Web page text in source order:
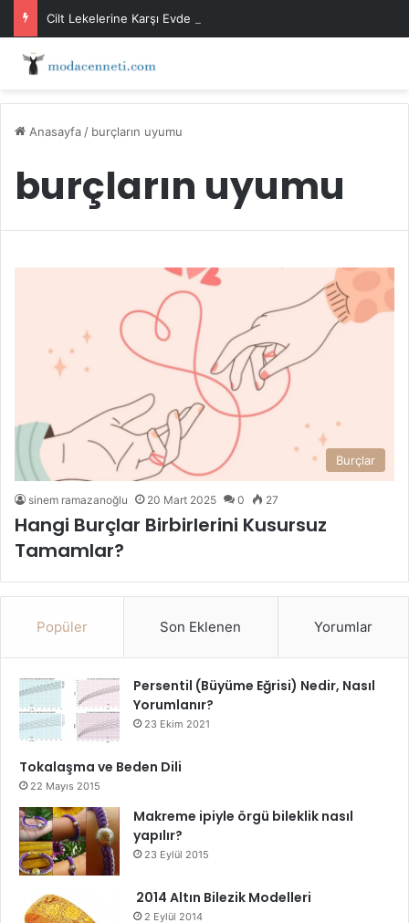
Cilt Lekelerine Karşı Evde Maske Önerileri
Anasayfa / burçların uyumu
burçların uyumu
Burçlar
sinem ramazanoğlu 20 Mart 2025 0 27
Hangi Burçlar Birbirlerini Kusursuz
Tamamlar?
Popüler Son Eklenen Yorumlar
Persentil (Büyüme Eğrisi) Nedir, Nasıl
Yorumlanır?
23 Ekim 2021
Tokalaşma ve Beden Dili
22 Mayıs 2015
Makreme ipiyle örgü bileklik nasıl
yapılır?
23 Eylül 2015
2014 Altın Bilezik Modelleri
2 Eylül 2014